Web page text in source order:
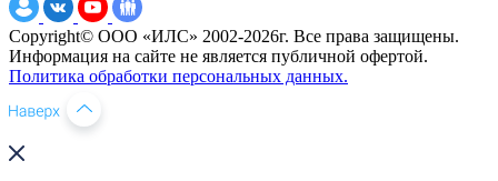
Copyright© ООО «ИЛС» 2002-2026г. Все права защищены.
Информация на сайте не является публичной офертой.
Политика обработки персональных данных.